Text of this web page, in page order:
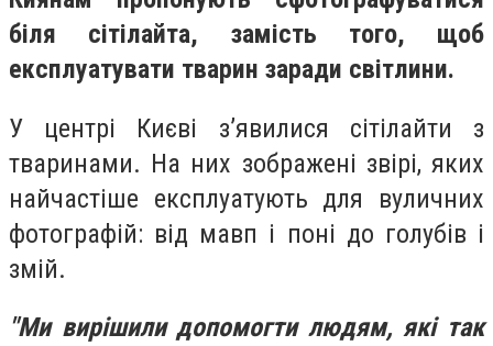
біля сітілайта, замість того, щоб
експлуатувати тварин заради світлини.
У центрі Києві з’явилися сітілайти з
тваринами. На них зображені звірі, яких
найчастіше експлуатують для вуличних
фотографій: від мавп і поні до голубів і
змій.
"Ми вирішили допомогти людям, які так